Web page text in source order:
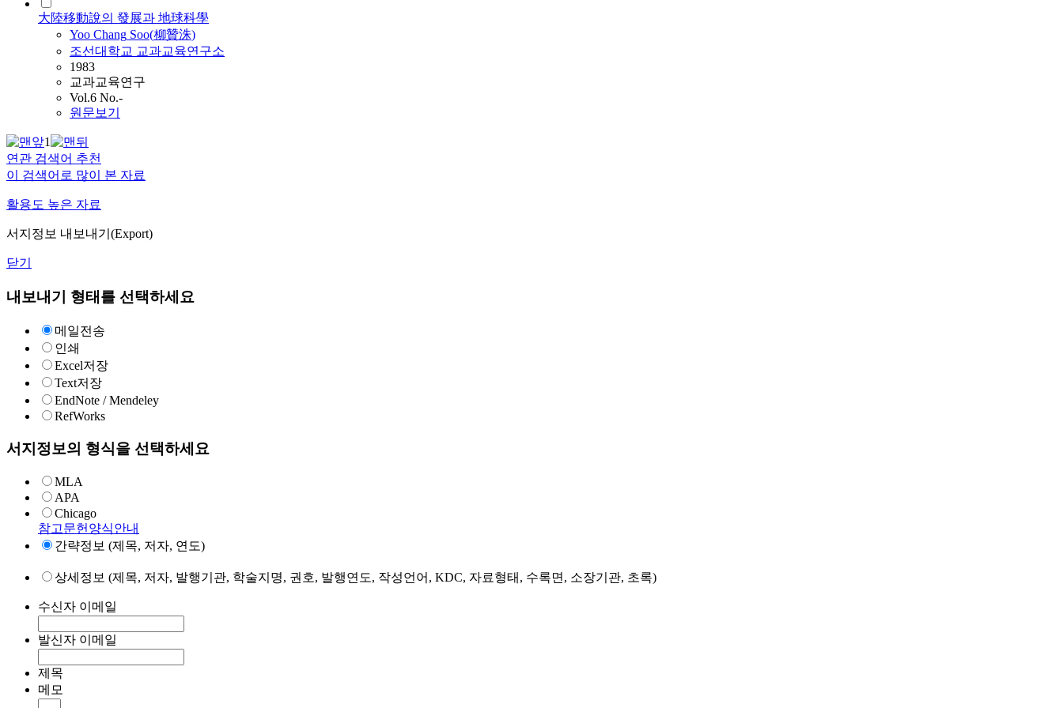
大陸移動說의 發展과 地球科學
Yoo Chang Soo(柳贊洙)
조선대학교 교과교육연구소
1983
교과교육연구
Vol.6 No.-
원문보기
1
연관 검색어 추천
이 검색어로 많이 본 자료
활용도 높은 자료
서지정보 내보내기(Export)
닫기
내보내기 형태를 선택하세요
메일전송
인쇄
Excel저장
Text저장
EndNote / Mendeley
RefWorks
서지정보의 형식을 선택하세요
MLA
APA
Chicago
참고문헌양식안내
간략정보 (제목, 저자, 연도)
상세정보 (제목, 저자, 발행기관, 학술지명, 권호, 발행연도, 작성언어, KDC, 자료형태, 수록면, 소장기관, 초록)
수신자 이메일
발신자 이메일
제목
메모